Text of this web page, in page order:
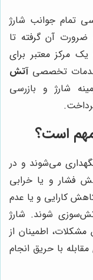
تمام جوانب شارژ
ضرورت آن گرفته تا
مرکز معتبر برای
خدمات تخصصیآتش
شارژ و بازرسی
است؟
می‌شوند و در
فشار و یا خرابی
کارایی و یا عدم
شوند. شارژ
اطمینان از
با حریق انجام